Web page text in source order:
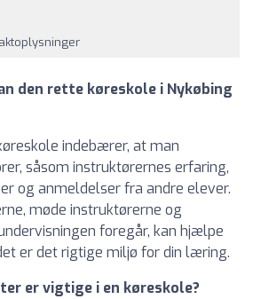
den rette køreskole i Nykøbing
indebærer, at man
såsom instruktørernes erfaring,
og anmeldelser fra andre elever.
møde instruktørerne og
foregår, kan hjælpe
er det rigtige miljø for din læring.
er vigtige i en køreskole?